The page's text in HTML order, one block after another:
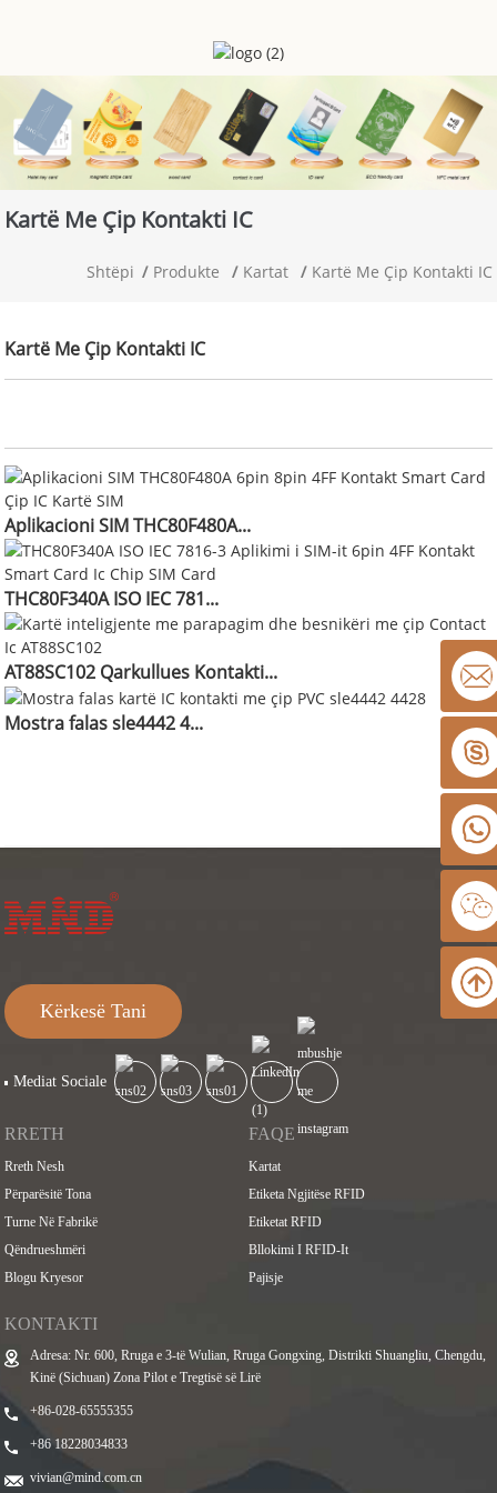
Kartë Me Çip Kontakti IC
Shtëpi Produkte Kartat Kartë Me Çip Kontakti IC
Kartë Me Çip Kontakti IC
Aplikacioni SIM THC80F480A...
THC80F340A ISO IEC 781...
AT88SC102 Qarkullues Kontakti...
Mostra falas sle4442 4...
Kërkesë Tani
Mediat Sociale
RRETH
Rreth Nesh
Përparësitë Tona
Turne Në Fabrikë
Qëndrueshmëri
Blogu Kryesor
FAQE
Kartat
Etiketa Ngjitëse RFID
Etiketat RFID
Bllokimi I RFID-It
Pajisje
KONTAKTI
Adresa: Nr. 600, Rruga e 3-të Wulian, Rruga Gongxing, Distrikti Shuangliu, Chengdu,
Kinë (Sichuan) Zona Pilot e Tregtisë së Lirë
+86-028-65555355
+86 18228034833
vivian@mind.com.cn